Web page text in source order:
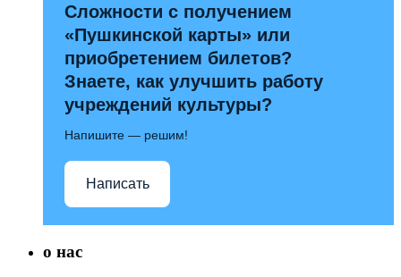
Сложности с получением
«Пушкинской карты» или
приобретением билетов?
Знаете, как улучшить работу
учреждений культуры?
Напишите — решим!
Написать
о нас